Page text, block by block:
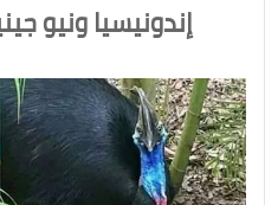
إندونيسيا ونيو